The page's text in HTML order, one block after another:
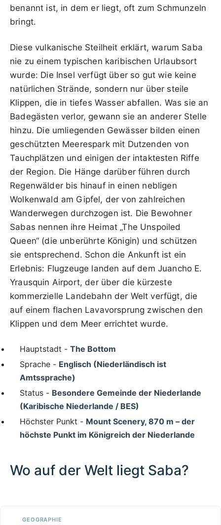
benannt ist, in dem er liegt, oft zum Schmunzeln
bringt.
Diese vulkanische Steilheit erklärt, warum Saba
nie zu einem typischen karibischen Urlaubsort
wurde: Die Insel verfügt über so gut wie keine
natürlichen Strände, sondern nur über steile
Klippen, die in tiefes Wasser abfallen. Was sie an
Badegästen verlor, gewann sie an anderer Stelle
hinzu. Die umliegenden Gewässer bilden einen
geschützten Meerespark mit Dutzenden von
Tauchplätzen und einigen der intaktesten Riffe
der Region. Die Hänge darüber führen durch
Regenwälder bis hinauf in einen nebligen
Wolkenwald am Gipfel, der von zahlreichen
Wanderwegen durchzogen ist. Die Bewohner
Sabas nennen ihre Heimat „The Unspoiled
Queen“ (die unberührte Königin) und schützen
sie entsprechend. Schon die Ankunft ist ein
Erlebnis: Flugzeuge landen auf dem Juancho E.
Yrausquin Airport, der über die kürzeste
kommerzielle Landebahn der Welt verfügt, die
auf einem flachen Lavavorsprung zwischen den
Klippen und dem Meer errichtet wurde.
Hauptstadt - The Bottom
Sprache - Englisch (Niederländisch ist
Amtssprache)
Status - Besondere Gemeinde der Niederlande
(Karibische Niederlande / BES)
Höchster Punkt - Mount Scenery, 870 m – der
höchste Punkt im Königreich der Niederlande
Wo auf der Welt liegt Saba?
100 km / 62.1 mi
GEOGRAPHIE